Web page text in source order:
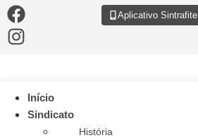
Aplicativo Sintrafite
Início
Sindicato
História